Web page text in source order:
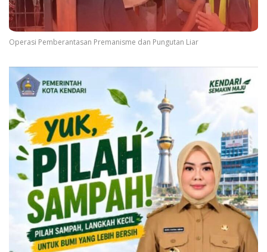
Operasi Pemberantasan Premanisme dan Pungutan Liar